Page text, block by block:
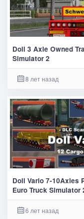
Doll 3 Axle Owned
Simulator 2
8 лет назад
Doll Vario 7-10Axles
Euro Truck Simulator
6 лет назад